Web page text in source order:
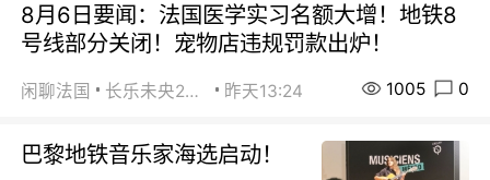
8月6日要闻：法国医学实习名额大增！地铁8
号线部分关闭！宠物店违规罚款出炉！
闲聊法国 长乐未央2015 昨天13:24 1005 0
巴黎地铁音乐家海选启动！